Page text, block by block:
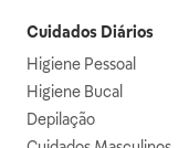
Cuidados Diários
Higiene Pessoal
Higiene Bucal
Depilação